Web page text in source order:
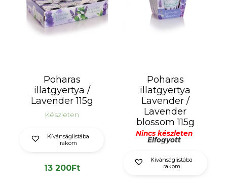
Poharas
illatgyertya /
Lavender 115g
Készleten
Kívánságlistába
rakom
13 200Ft
Poharas
illatgyertya
Lavender /
Lavender
blossom 115g
Nincs készleten
Elfogyott
Kívánságlistába
rakom